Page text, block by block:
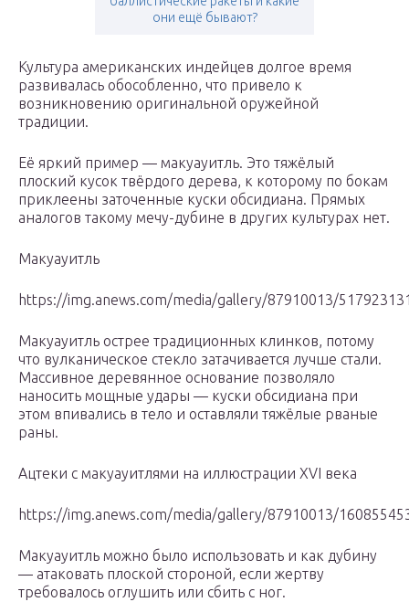
они ещё бывают?
Культура американских индейцев долгое время
развивалась обособленно, что привело к
возникновению оригинальной оружейной
традиции.
Её яркий пример — макуауитль. Это тяжёлый
плоский кусок твёрдого дерева, к которому по бокам
приклеены заточенные куски обсидиана. Прямых
аналогов такому мечу-дубине в других культурах нет.
Макуауитль
https://img.anews.com/media/gallery/87910013/
Макуауитль острее традиционных клинков, потому
что вулканическое стекло затачивается лучше стали.
Массивное деревянное основание позволяло
наносить мощные удары — куски обсидиана при
этом впивались в тело и оставляли тяжёлые рваные
раны.
Ацтеки с макуауитлями на иллюстрации XVI века
https://img.anews.com/media/gallery/87910013/
Макуауитль можно было использовать и как дубину
— атаковать плоской стороной, если жертву
требовалось оглушить или сбить с ног.